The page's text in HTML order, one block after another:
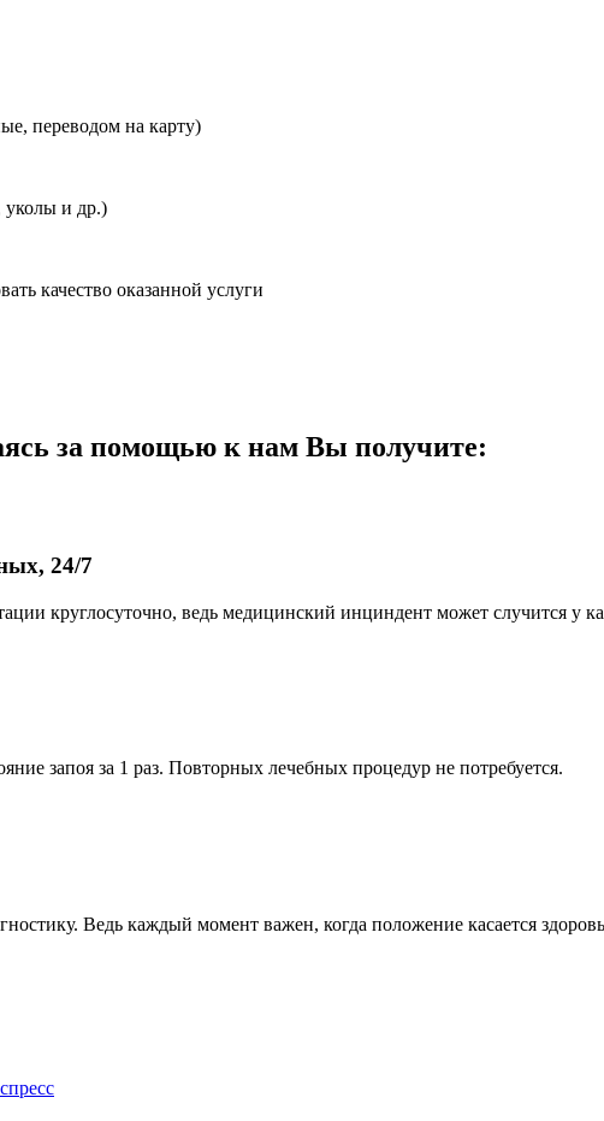
переводом на карту)
и др.)
качество оказанной услуги
за помощью к нам Вы получите:
24/7
круглосуточно, ведь медицинский инциндент может случится у
запоя за 1 раз. Повторных лечебных процедур не потребуется.
Ведь каждый момент важен, когда положение касается